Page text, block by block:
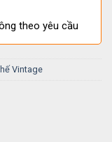
theo yêu cầu
Vintage